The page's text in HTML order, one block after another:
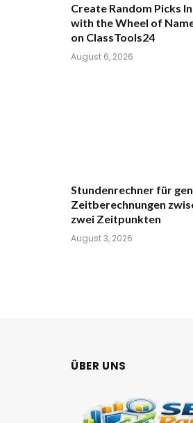
Create Random Picks
with the Wheel of
on ClassTools24
August 6, 2026
Stundenrechner für
Zeitberechnungen
zwei Zeitpunkten
August 3, 2026
ÜBER UNS